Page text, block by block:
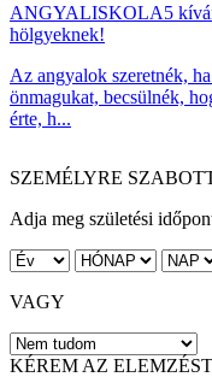
ANGYALISKOLA5
hölgyeknek!
Az angyalok szeretnék,
önmagukat, becsülnék,
érte, h...
SZEMÉLYRE
Adja meg születési
VAGY
KÉREM AZ ELEMZÉST